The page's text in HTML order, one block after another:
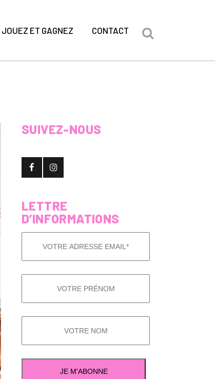
JOUEZ ET GAGNEZ CONTACT
SUIVEZ-NOUS
LETTRE
D’INFORMATIONS